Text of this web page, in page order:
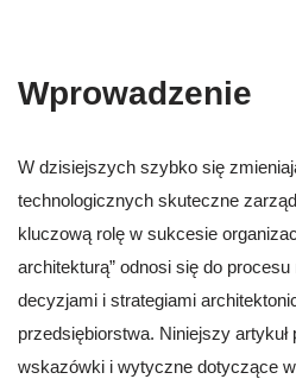
Wprowadzenie
W dzisiejszych szybko się
technologicznych skuteczne
kluczową rolę w sukcesie
architekturą” odnosi się do
decyzjami i strategiami
przedsiębiorstwa. Niniejszy
wskazówki i wytyczne dotyczące